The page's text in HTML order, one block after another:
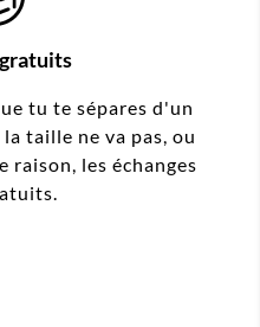
tu te sépares d'un
taille ne va pas, ou
les échanges